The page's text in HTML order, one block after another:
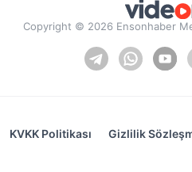
Copyright © 2026 Ensonhaber
KVKK Politikası Gizlilik